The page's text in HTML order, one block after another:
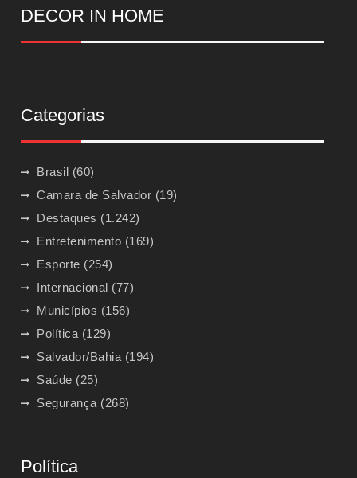
DECOR IN HOME
Categorias
Brasil (60)
Camara de Salvador (19)
Destaques (1.242)
Entretenimento (169)
Esporte (254)
Internacional (77)
Municípios (156)
Política (129)
Salvador/Bahia (194)
Saúde (25)
Segurança (268)
Política